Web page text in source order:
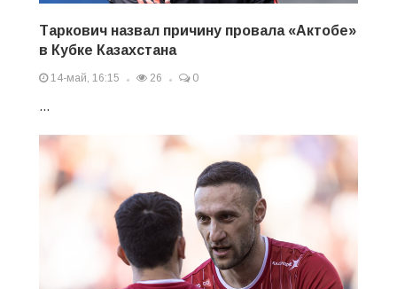
Таркович назвал причину провала «Актобе»
в Кубке Казахстана
14-май, 16:15 26 0
...